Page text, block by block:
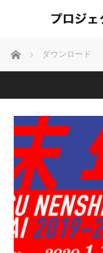
ホーム ダウンロード